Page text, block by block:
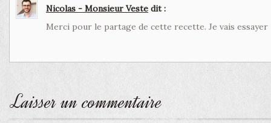
Nicolas - Monsieur Veste dit :
Merci pour le partage de cette recette. Je vais essayer
Laisser un commentaire